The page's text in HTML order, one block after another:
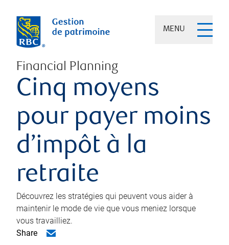
MENU
Financial Planning
Cinq moyens
pour payer moins
d’impôt à la
retraite
Découvrez les stratégies qui peuvent vous aider à
maintenir le mode de vie que vous meniez lorsque
vous travailliez.
Share